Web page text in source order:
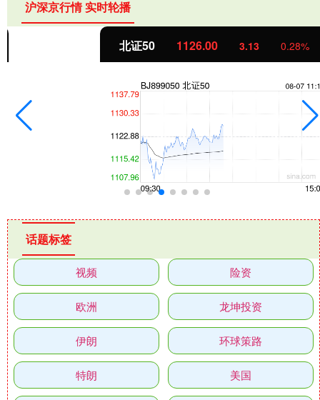
沪深京行情 实时轮播
1126.00 3.13 0.28%
话题标签
视频 险资
欧洲 龙坤投资
伊朗 环球策路
特朗 美国